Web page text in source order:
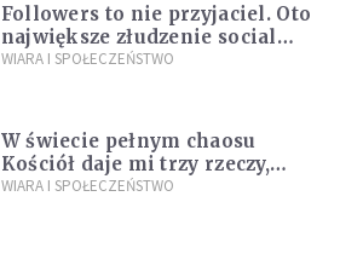
Followers to nie przyjaciel. Oto
największe złudzenie social
mediów
WIARA I SPOŁECZEŃSTWO
W świecie pełnym chaosu
Kościół daje mi trzy rzeczy,
których wszystkim dziś bardzo
WIARA I SPOŁECZEŃSTWO